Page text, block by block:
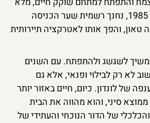
בצבע וטעם. בשנת 1985, נחנך רשמית שער הכניסה
טאון, והפך אותו לאטרקציה תיירותית
לשגשג ולהתפתח. עם השנים
לא רק לבילוי ופנאי, אלא גם
של לונדון. כיום, חיים באזור יותר
ממוצא סיני, והוא מהווה את הבית
של הדור הנוכחי והעתידי של